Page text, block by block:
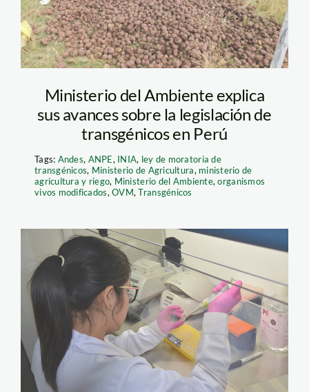
Ministerio del Ambiente explica
sus avances sobre la legislación de
transgénicos en Perú
Tags: Andes, ANPE, INIA, ley de moratoria de
transgénicos, Ministerio de Agricultura, ministerio de
agricultura y riego, Ministerio del Ambiente,organismos
vivos modificados,OVM,Transgénicos
ovm transgenicos –
minagri